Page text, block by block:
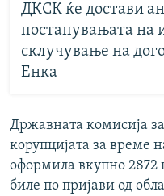
ДКСК ќе достави
постапувањата на
склучување на
Енка
Државната комисија
корупцијата за време
оформила вкупно 2872
биле по пријави од